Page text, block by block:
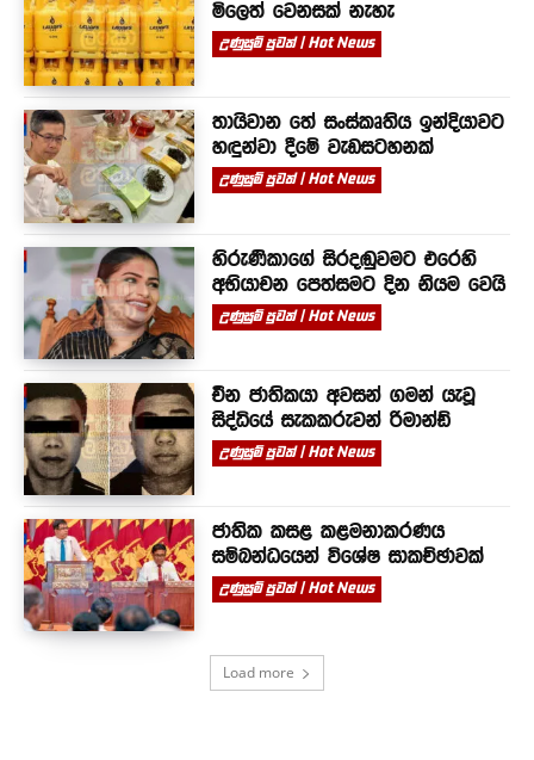
මිලෙත් වෙනසක් නැහැ
උණුසුම් පුවත් | Hot News
තායිවාන තේ සංස්කෘතිය ඉන්දියාවට
හඳුන්වා දීමේ වැඩසටහනක්
උණුසුම් පුවත් | Hot News
හිරුණිකාගේ සිරදඬුවමට එරෙහි
අභියාචන පෙත්සමට දින නියම වෙයි
උණුසුම් පුවත් | Hot News
චීන ජාතිකයා අවසන් ගමන් යැවූ
සිද්ධියේ සැකකරුවන් රිමාන්ඩ්
උණුසුම් පුවත් | Hot News
ජාතික කසළ කළමනාකරණය
සම්බන්ධයෙන් විශේෂ සාකච්ඡාවක්
උණුසුම් පුවත් | Hot News
Load more